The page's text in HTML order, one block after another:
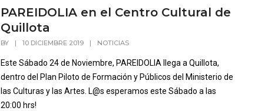
PAREIDOLIA en el Centro Cultural de
Quillota
BY | 10 DICIEMBRE 2019 | NOTICIAS
Este Sábado 24 de Noviembre, PAREIDOLIA llega a Quillota,
dentro del Plan Piloto de Formación y Públicos del Ministerio de
las Culturas y las Artes. L@s esperamos este Sábado a las
20:00 hrs!